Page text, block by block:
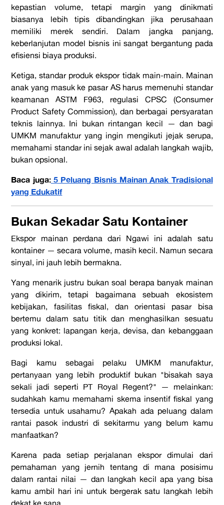
kepastian volume, tetapi margin yang dinikmati
biasanya lebih tipis dibandingkan jika perusahaan
memiliki merek sendiri. Dalam jangka panjang,
keberlanjutan model bisnis ini sangat bergantung pada
efisiensi biaya produksi.
Ketiga, standar produk ekspor tidak main-main. Mainan
anak yang masuk ke pasar AS harus memenuhi standar
keamanan ASTM F963, regulasi CPSC (Consumer
Product Safety Commission), dan berbagai persyaratan
teknis lainnya. Ini bukan rintangan kecil — dan bagi
UMKM manufaktur yang ingin mengikuti jejak serupa,
memahami standar ini sejak awal adalah langkah wajib,
bukan opsional.
Baca juga: 5 Peluang Bisnis Mainan Anak Tradisional
yang Edukatif
Bukan Sekadar Satu Kontainer
Ekspor mainan perdana dari Ngawi ini adalah satu
kontainer — secara volume, masih kecil. Namun secara
sinyal, ini jauh lebih bermakna.
Yang menarik justru bukan soal berapa banyak mainan
yang dikirim, tetapi bagaimana sebuah ekosistem
kebijakan, fasilitas fiskal, dan orientasi pasar bisa
bertemu dalam satu titik dan menghasilkan sesuatu
yang konkret: lapangan kerja, devisa, dan kebanggaan
produksi lokal.
Bagi kamu sebagai pelaku UMKM manufaktur,
pertanyaan yang lebih produktif bukan "bisakah saya
sekali jadi seperti PT Royal Regent?" — melainkan:
sudahkah kamu memahami skema insentif fiskal yang
tersedia untuk usahamu? Apakah ada peluang dalam
rantai pasok industri di sekitarmu yang belum kamu
manfaatkan?
Karena pada setiap perjalanan ekspor dimulai dari
pemahaman yang jernih tentang di mana posisimu
dalam rantai nilai — dan langkah kecil apa yang bisa
kamu ambil hari ini untuk bergerak satu langkah lebih
dekat ke sana.